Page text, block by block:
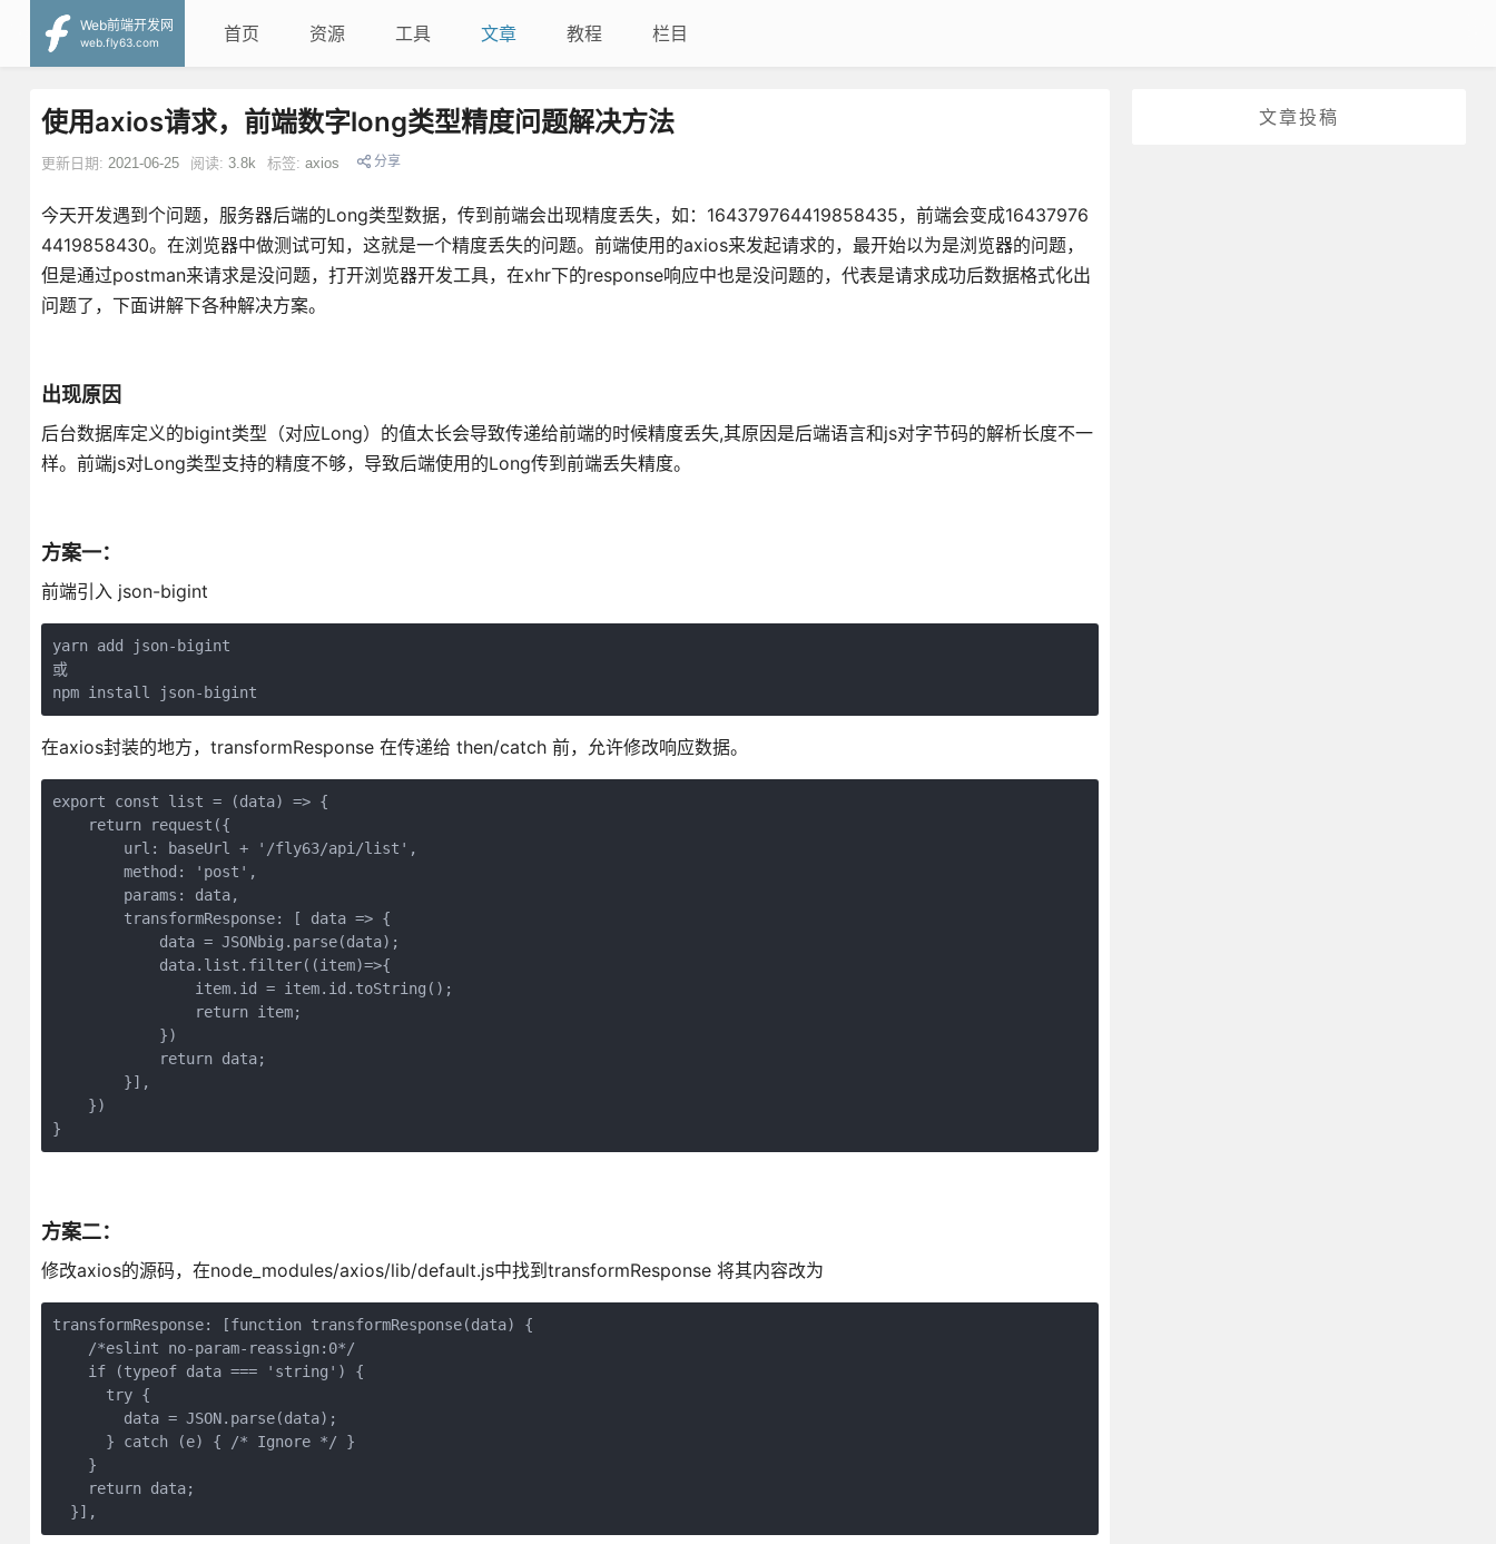
Web前端开发网
web.fly63.com
首页 资源 工具 文章 教程 栏目
文章投稿
使用axios请求，前端数字long类型精度问题解决方法
更新日期: 2021-06-25 阅读: 3.8k 标签: axios 分享
今天开发遇到个问题，服务器后端的Long类型数据，传到前端会出现精度丢失，如：164379764419858435，前端会变成16437976
4419858430。在浏览器中做测试可知，这就是一个精度丢失的问题。前端使用的axios来发起请求的，最开始以为是浏览器的问题，
但是通过postman来请求是没问题，打开浏览器开发工具，在xhr下的response响应中也是没问题的，代表是请求成功后数据格式化出
问题了，下面讲解下各种解决方案。
出现原因
后台数据库定义的bigint类型（对应Long）的值太长会导致传递给前端的时候精度丢失,其原因是后端语言和js对字节码的解析长度不一
样。前端js对Long类型支持的精度不够，导致后端使用的Long传到前端丢失精度。
方案一：
前端引入 json-bigint
yarn add json-bigint
或
npm install json-bigint
在axios封装的地方，transformResponse 在传递给 then/catch 前，允许修改响应数据。
export const list = (data) => {
    return request({
        url: baseUrl + '/fly63/api/list',
        method: 'post',
        params: data,
        transformResponse: [ data => {
            data = JSONbig.parse(data);
            data.list.filter((item)=>{
                item.id = item.id.toString();
                return item;
            })
            return data;
        }],
    })
}
方案二：
修改axios的源码，在node_modules/axios/lib/default.js中找到transformResponse 将其内容改为
transformResponse: [function transformResponse(data) {
    /*eslint no-param-reassign:0*/
    if (typeof data === 'string') {
      try {
        data = JSON.parse(data);
      } catch (e) { /* Ignore */ }
    }
    return data;
  }],